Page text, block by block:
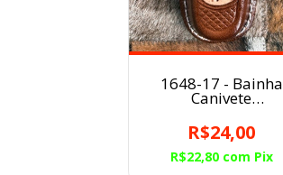
1648-17 - Bainha
Canivete
R$24,00
R$22,80 com Pix